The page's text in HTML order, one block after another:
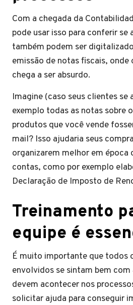
Com a chegada da
pode usar isso para conferir se
também podem ser
emissão de notas fiscais, onde
chega a ser absurdo.
Imagine (caso seus clientes se
exemplo todas as notas sobre
produtos que você vende
mail? Isso ajudaria seus
organizarem melhor em época
contas, como por exemplo
Declaração de Imposto de
Treinamento
equipe é
É muito importante que todos
envolvidos se sintam bem com
devem acontecer nos
solicitar ajuda para conseguir